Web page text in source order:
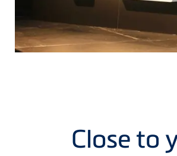
Close to